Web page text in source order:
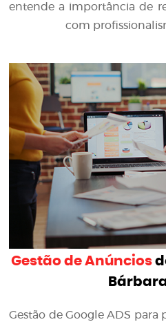
entende a importância de
com
Gestão de Anúncios
Gestão de Google ADS para